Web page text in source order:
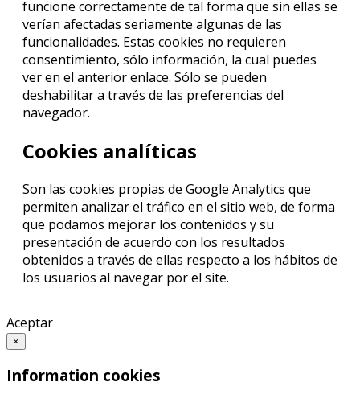
funcione correctamente de tal forma que sin ellas se
verían afectadas seriamente algunas de las
funcionalidades. Estas cookies no requieren
consentimiento, sólo información, la cual puedes
ver en el anterior enlace. Sólo se pueden
deshabilitar a través de las preferencias del
navegador.
Cookies analíticas
Son las cookies propias de Google Analytics que
permiten analizar el tráfico en el sitio web, de forma
que podamos mejorar los contenidos y su
presentación de acuerdo con los resultados
obtenidos a través de ellas respecto a los hábitos de
los usuarios al navegar por el site.
Aceptar
×
Information cookies